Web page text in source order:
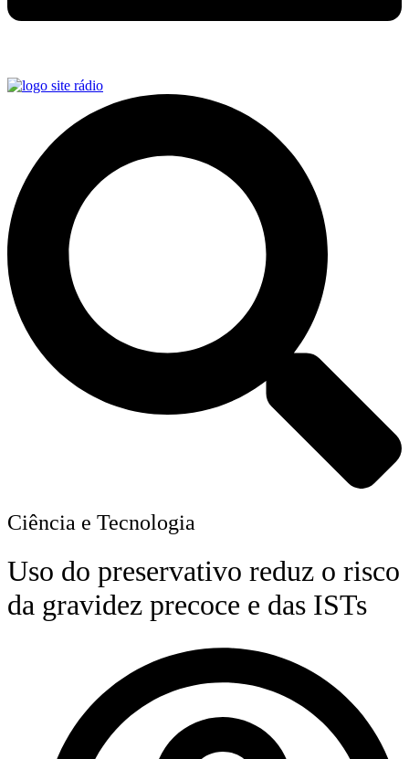
Ciência e Tecnologia
Uso do preservativo reduz o risco
da gravidez precoce e das ISTs